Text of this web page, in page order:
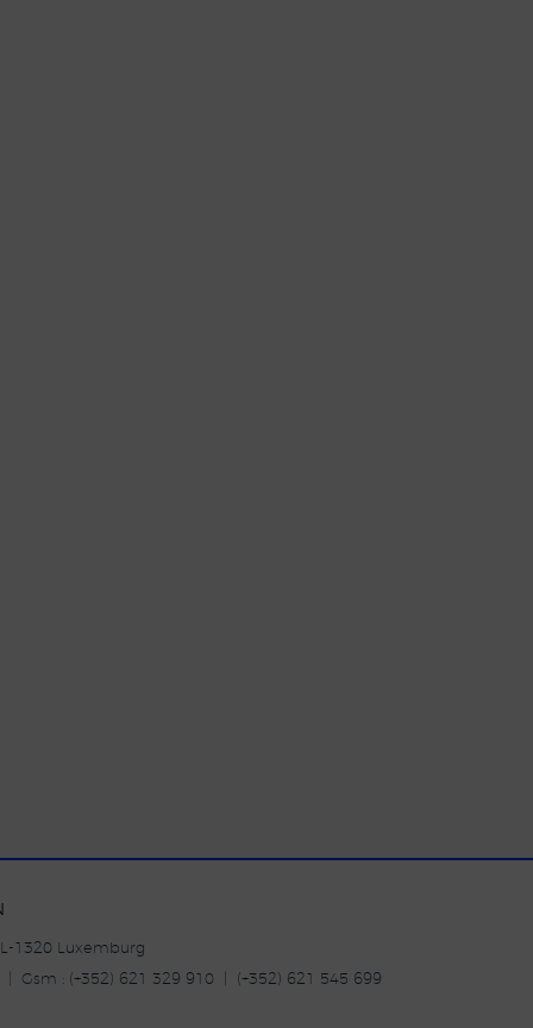
1320 Luxemburg
| Gsm : (+352) 621 329 910 | (+352) 621 545 699